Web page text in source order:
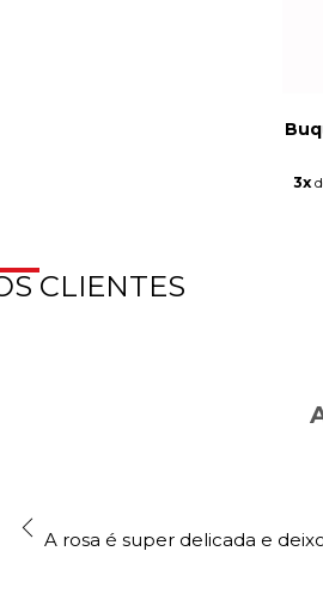
3x
CLIENTES
A rosa é super delicada e